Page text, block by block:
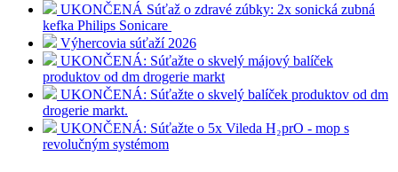
UKONČENÁ Súťaž o zdravé zúbky: 2x sonická zubná
kefka Philips Sonicare
Výhercovia súťaží 2026
UKONČENÁ: Súťažte o skvelý májový balíček
produktov od dm drogerie markt
UKONČENÁ: Súťažte o skvelý balíček produktov od dm
drogerie markt.
UKONČENÁ: Súťažte o 5x Vileda H₂prO - mop s
revolučným systémom